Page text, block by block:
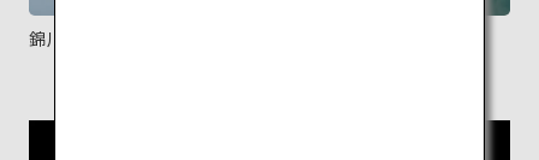
錦川に架かる木造5連のアーチが特徴の錦帯橋。